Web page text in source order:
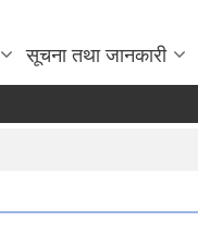
सूचना तथा जानकारी